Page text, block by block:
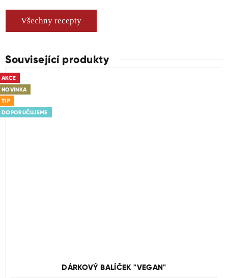
Související produkty
AKCE
NOVINKA
TIP
DOPORUČUJEME
DÁRKOVÝ BALÍČEK "VEGAN"
Všechny recepty